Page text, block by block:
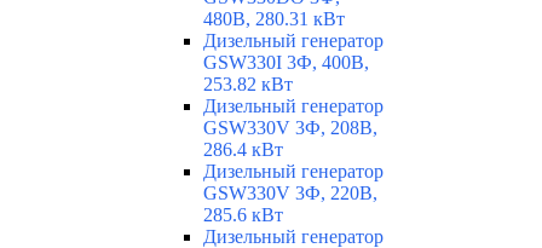
480В, 280.31 кВт
Дизельный генератор
GSW330I 3Ф, 400В,
253.82 кВт
Дизельный генератор
GSW330V 3Ф, 208В,
286.4 кВт
Дизельный генератор
GSW330V 3Ф, 220В,
285.6 кВт
Дизельный генератор